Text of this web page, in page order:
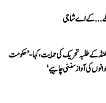
لگے...کے اے شاجی
کے طلبہ تحریک کی حمایت، کہا- ’حکومت
کی آواز سننی چاہیے‘